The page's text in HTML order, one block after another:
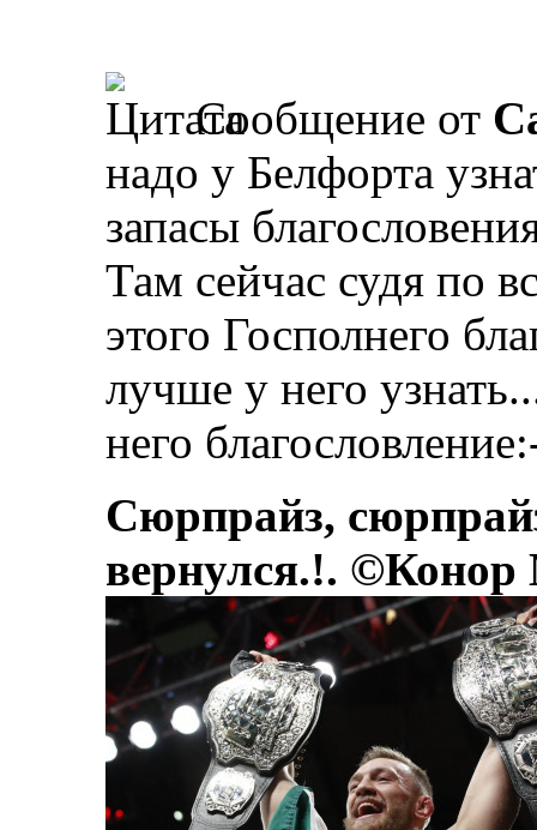
Сообщение от
надо у Белфорта
запасы
Там сейчас судя по
этого Госполнего
лучше у него
него
Сюрпрайз,
вернулся.!.